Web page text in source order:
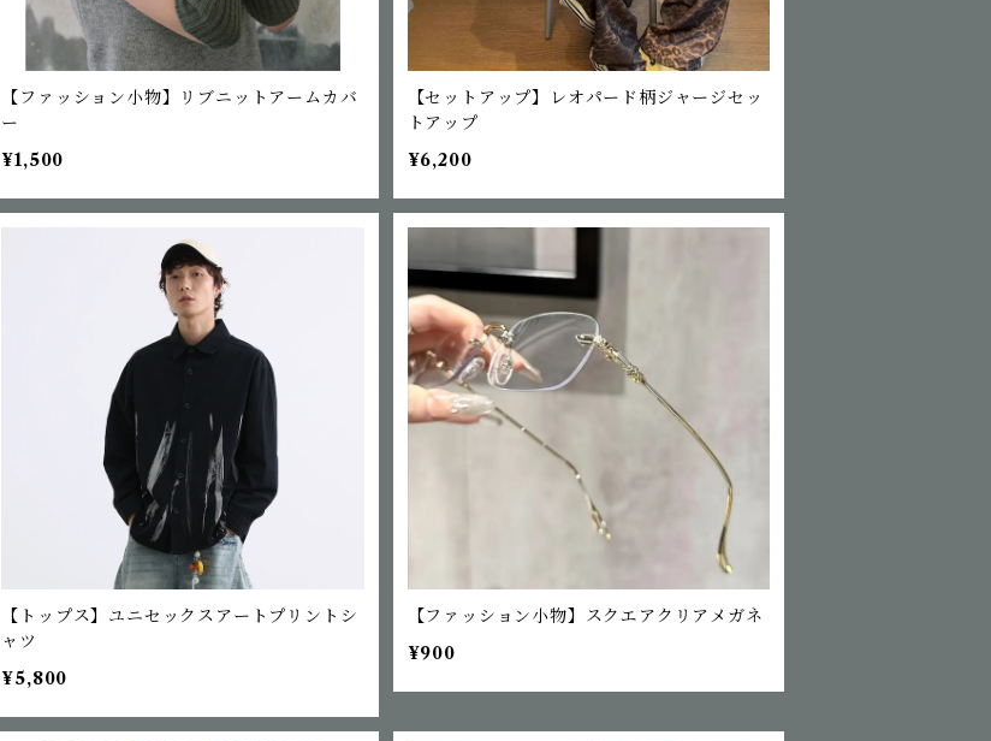
【ファッション小物】リブニットアームカバ
ー
¥1,500
【セットアップ】レオパード柄ジャージセッ
トアップ
¥6,200
【トップス】ユニセックスアートプリントシ
ャツ
¥5,800
【ファッション小物】スクエアクリアメガネ
¥900